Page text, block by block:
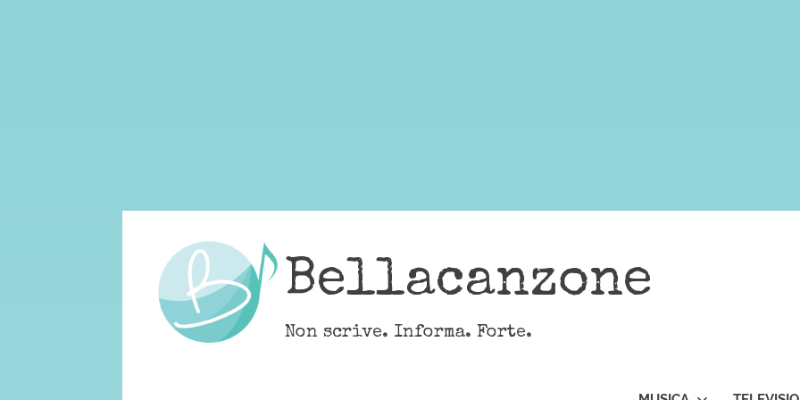
content
Bellacanzone
Non scrive. Informa. Forte.